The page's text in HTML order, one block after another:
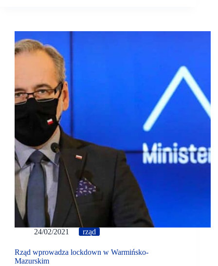
24/02/2021 rząd
Rząd wprowadza lockdown w Warmińsko-
Mazurskim